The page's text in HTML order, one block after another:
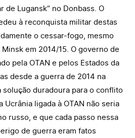
de Lugansk“ no Donbass. O
à reconquista militar destas
o cessar-fogo, mesmo
em 2014/15. O governo de
pela OTAN e pelos Estados da
desde a guerra de 2014 na
solução duradoura para o conflito
Ucrânia ligada à OTAN não seria
russo, e que cada passo nessa
de guerra eram fatos